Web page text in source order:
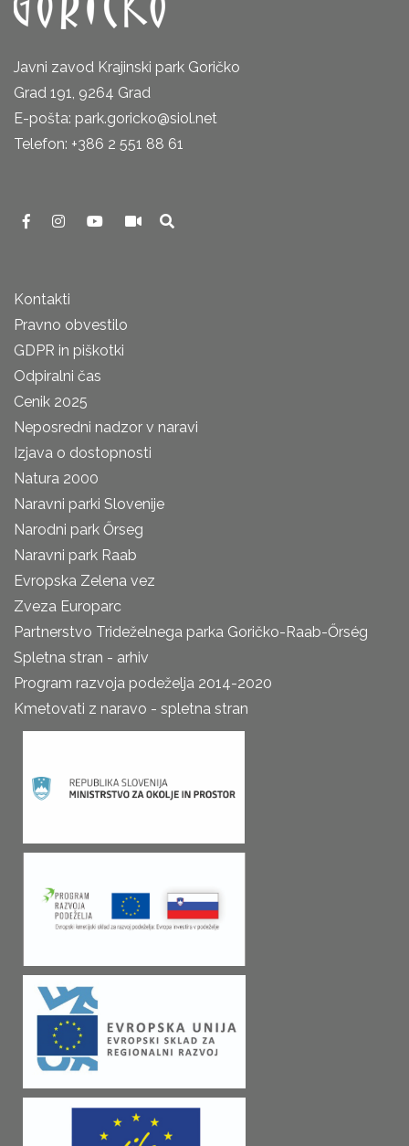
Javni zavod Krajinski park Goričko
Grad 191, 9264 Grad
E-pošta: park.goricko@siol.net
Telefon: +386 2 551 88 61
Kontakti
Pravno obvestilo
GDPR in piškotki
Odpiralni čas
Cenik 2025
Neposredni nadzor v naravi
Izjava o dostopnosti
Natura 2000
Naravni parki Slovenije
Narodni park Őrseg
Naravni park Raab
Evropska Zelena vez
Zveza Europarc
Partnerstvo Trideželnega parka Goričko-Raab-Őrség
Spletna stran - arhiv
Program razvoja podeželja 2014-2020
Kmetovati z naravo - spletna stran